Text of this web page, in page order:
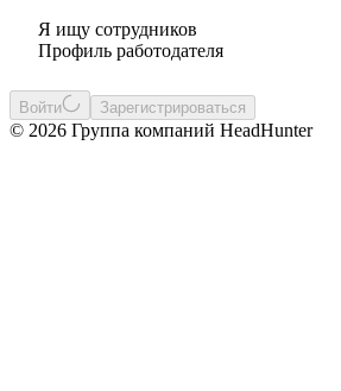
Я ищу сотрудников
Профиль работодателя
Войти Зарегистрироваться
© 2026 Группа компаний HeadHunter